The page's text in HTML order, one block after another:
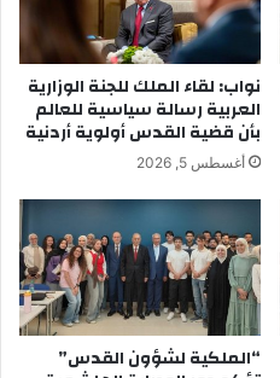
نواب: لقاء الملك للجنة الوزارية
العربية رسالة سياسية للعالم
بأن قضية القدس أولوية أردنية
أغسطس 5, 2026
“الملكية لشؤون القدس”